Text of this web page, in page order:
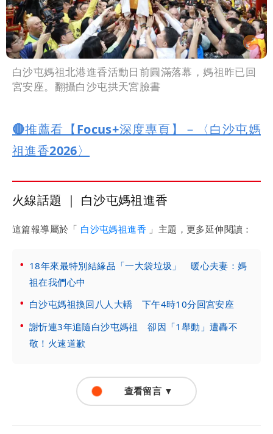
白沙屯媽祖北港進香活動日前圓滿落幕，媽祖昨已回
宮安座。翻攝白沙屯拱天宮臉書
🔴推薦看【Focus+深度專頁】－〈白沙屯媽
祖進香2026〉
火線話題 ｜ 白沙屯媽祖進香
這篇報導屬於「 白沙屯媽祖進香 」主題，更多延伸閱讀：
18年來最特別結緣品「一大袋垃圾」 暖心夫妻：媽
祖在我們心中
白沙屯媽祖換回八人大轎 下午4時10分回宮安座
謝忻連3年追隨白沙屯媽祖 卻因「1舉動」遭轟不
敬！火速道歉
查看留言 ▼